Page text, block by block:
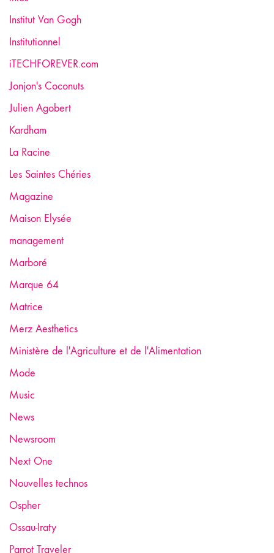
Institut Van Gogh
Institutionnel
iTECHFOREVER.com
Jonjon's Coconuts
Julien Agobert
Kardham
La Racine
Les Saintes Chéries
Magazine
Maison Elysée
management
Marboré
Marque 64
Matrice
Merz Aesthetics
Ministère de l'Agriculture et de l'Alimentation
Mode
Music
News
Newsroom
Next One
Nouvelles technos
Ospher
Ossau-Iraty
Parrot Traveler